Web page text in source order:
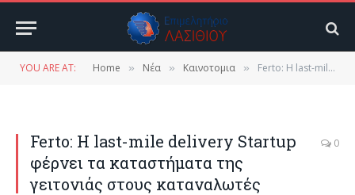
YOU ARE AT: Home » Νέα » Καινοτομια » Ferto: Η last-mile delivery Startup φέρνει τα καταστήματα της γειτονιάς στους καταναλωτές
Ferto: Η last-mile delivery Startup
φέρνει τα καταστήματα της
γειτονιάς στους καταναλωτές
0